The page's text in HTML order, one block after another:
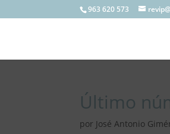
963 620 573
Último
por José Antonio